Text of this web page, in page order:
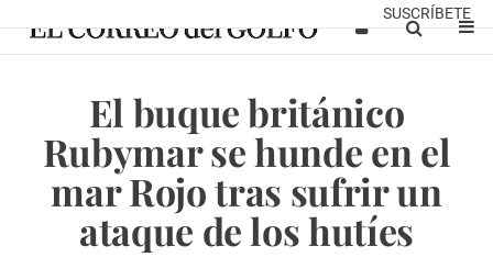
SUSCRÍBETE
El buque británico
Rubymar se hunde en el
mar Rojo tras sufrir un
ataque de los hutíes